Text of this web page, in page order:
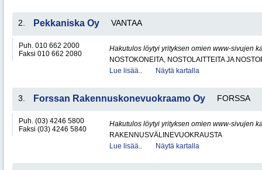
2. Pekkaniska Oy VANTAA
Puh. 010 662 2000
Faksi 010 662 2080
Hakutulos löytyi yrityksen omien www-sivujen
NOSTOKONEITA, NOSTOLAITTEITA JA
Lue lisää..
Näytä kartalla
3. Forssan Rakennuskonevuokraamo Oy FORSSA
Puh. (03) 4246 5800
Faksi (03) 4246 5840
Hakutulos löytyi yrityksen omien www-sivujen
RAKENNUSVÄLINEVUOKRAUSTA
Lue lisää..
Näytä kartalla